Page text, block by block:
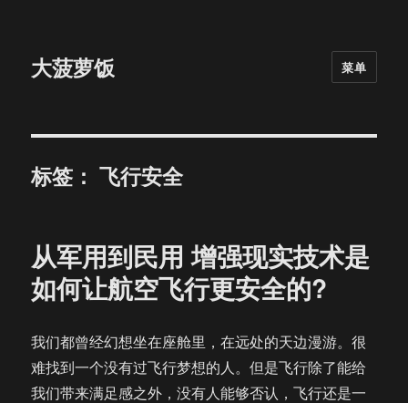
大菠萝饭 菜单
标签：飞行安全
从军用到民用 增强现实技术是
如何让航空飞行更安全的?
我们都曾经幻想坐在座舱里，在远处的天边漫游。很
难找到一个没有过飞行梦想的人。但是飞行除了能给
我们带来满足感之外，没有人能够否认，飞行还是一